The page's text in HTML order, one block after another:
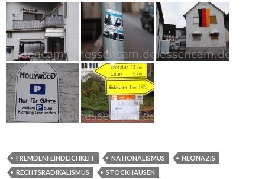
FREMDENFEINDLICHKEIT NATIONALISMUS
NEONAZIS
RECHTSRADIKALISMUS
STOCKHAUSEN